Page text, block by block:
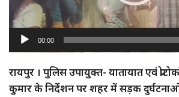
00:00
रायपुर । पुलिस उपायुक्त- यातायात एवं
कुमार के निर्देशन पर शहर में सड़क